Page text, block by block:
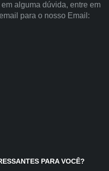
alguma dúvida, entre em
para o nosso Email:
PARA VOCÊ?